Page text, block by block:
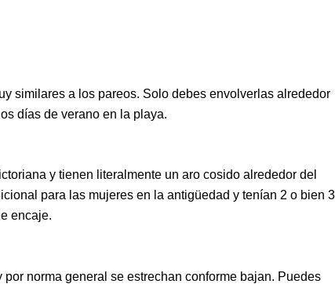
similares a los pareos. Solo debes envolverlas alrededor
días de verano en la playa.
y tienen literalmente un aro cosido alrededor del
para las mujeres en la antigüedad y tenían 2 o bien 3
encaje.
norma general se estrechan conforme bajan. Puedes